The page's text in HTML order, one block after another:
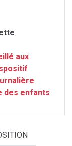
aux
des enfants